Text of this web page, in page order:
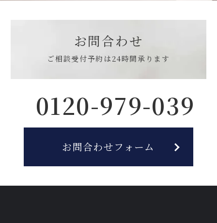
お問合わせ
ご相談受付予約は24時間承ります
0120-979-039
お問合わせフォーム